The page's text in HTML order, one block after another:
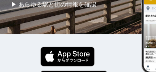
▶ あらゆる駅と街の情報を確認